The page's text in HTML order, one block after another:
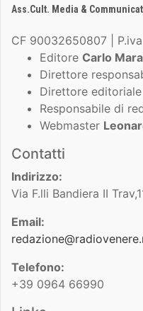
Ass.Cult. Media &
CF 90032650807 |
Editore Carlo
Direttore
Direttore editoriale
Responsabile di
Webmaster
Contatti
Indirizzo:
Via F.lli Bandiera II
Email:
Telefono:
+39 0964 66990